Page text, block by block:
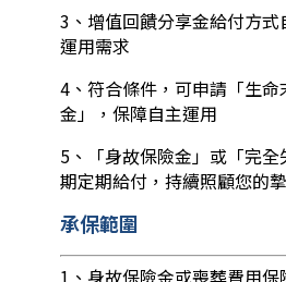
3、增值回饋分享金給付方
運用需求
4、符合條件，可申請「生
金」，保障自主運用
5、「身故保險金」或「完
期定期給付，持續照顧您的
承保範圍